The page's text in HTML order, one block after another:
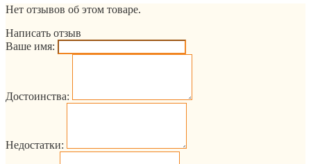
Нет отзывов об этом товаре.
Написать отзыв
Ваше имя:
Достоинства:
Недостатки: